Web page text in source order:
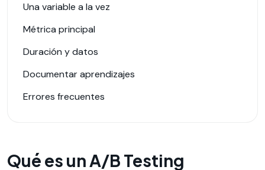
Una variable a la vez
Métrica principal
Duración y datos
Documentar aprendizajes
Errores frecuentes
Qué es un A/B Testing